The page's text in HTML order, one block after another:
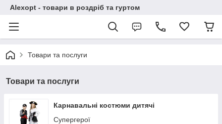
Alexopt - товари в роздріб та гуртом
Товари та послуги
Товари та послуги
Карнавальні костюми дитячі
Супергерої